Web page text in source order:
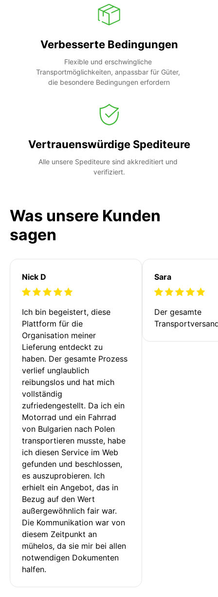
Verbesserte Bedingungen
Flexible und erschwingliche
Transportmöglichkeiten, anpassbar für Güter,
die besondere Bedingungen erfordern
Vertrauenswürdige Spediteure
Alle unsere Spediteure sind akkreditiert und
verifiziert.
Was unsere Kunden
sagen
Nick D
Ich bin begeistert, diese
Plattform für die
Organisation meiner
Lieferung entdeckt zu
haben. Der gesamte Prozess
verlief unglaublich
reibungslos und hat mich
vollständig
zufriedengestellt. Da ich ein
Motorrad und ein Fahrrad
von Bulgarien nach Polen
transportieren musste, habe
ich diesen Service im Web
gefunden und beschlossen,
es auszuprobieren. Ich
erhielt ein Angebot, das in
Bezug auf den Wert
außergewöhnlich fair war.
Die Kommunikation war von
diesem Zeitpunkt an
mühelos, da sie mir bei allen
notwendigen Dokumenten
halfen.
Sara
Der gesamte